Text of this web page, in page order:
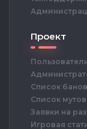
Проект
Список банов
Список мутов
Заявки на
Игровая